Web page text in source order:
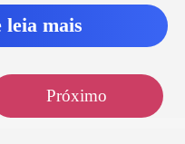
leia mais
Próximo